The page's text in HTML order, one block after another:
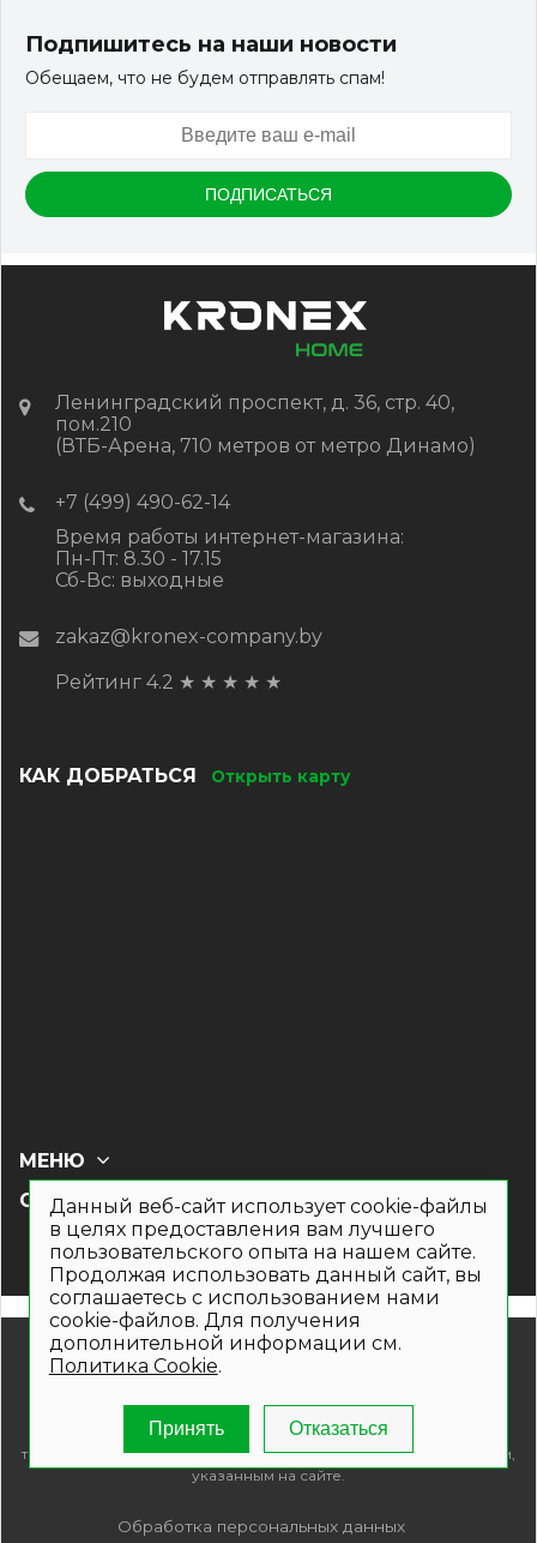
Подпишитесь на наши новости
Обещаем, что не будем отправлять спам!
Ленинградский проспект, д. 36, стр. 40,
пом.210
(ВТБ-Арена, 710 метров от метро Динамо)
+7 (499) 490-62-14
Время работы интернет-магазина:
Пн-Пт: 8.30 - 17.15
Сб-Вс: выходные
zakaz@kronex-company.by
Рейтинг 4.2 ★ ★ ★ ★ ★
КАК ДОБРАТЬСЯ Открыть карту
СОЦ СЕТИ
МЕНЮ
© 2019- 2026. Общество с ограниченной ответственностью
характер и не является публичной офертой. Для получения
подробной информации о наличии и стоимости указанных
товаров и (или) услуг , пожалуйста, обращайтесь по телефонам,
указанным на сайте.
Обработка персональных данных
Данный веб-сайт использует cookie-файлы
в целях предоставления вам лучшего
пользовательского опыта на нашем сайте.
Продолжая использовать данный сайт, вы
соглашаетесь с использованием нами
cookie-файлов. Для получения
дополнительной информации см.
Политика Cookie.
Принять Отказаться